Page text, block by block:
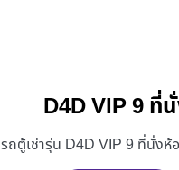
D4D VIP 9 ที่
รถตู้เช่ารุ่น D4D VIP 9 ที่นั่งห้